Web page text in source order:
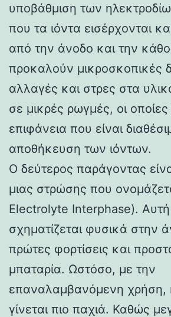
υποβάθμιση των
που τα ιόντα εισέρχονται
από την άνοδο και την
προκαλούν μικροσκοπικές
αλλαγές και στρες στα
σε μικρές ρωγμές, οι
επιφάνεια που είναι
αποθήκευση των ιόντων.
Ο δεύτερος παράγοντας
μιας στρώσης που
Electrolyte Interphase).
σχηματίζεται φυσικά στην
πρώτες φορτίσεις και
μπαταρία. Ωστόσο, με την
επαναλαμβανόμενη χρήση,
γίνεται πιο παχιά. Καθώς